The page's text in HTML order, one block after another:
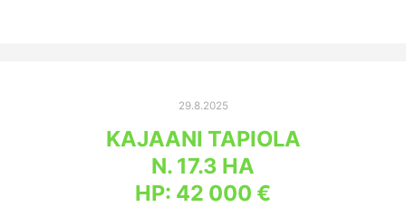
29.8.2025
KAJAANI TAPIOLA
N. 17.3 HA
HP: 42 000 €